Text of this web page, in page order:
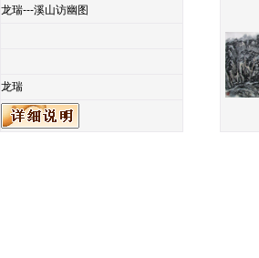
龙瑞---溪山访幽图
龙瑞